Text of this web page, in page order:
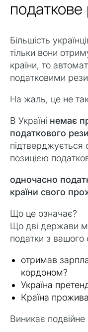
Більшість
тільки вони
країни, то
податковими
На жаль, це не
В Україні немає
податкового
позицією
одночасно
країни свого
Що це означає?
Що дві держави
податки з вашого
отримав
кордоном?
Україна
Країна
Виникає